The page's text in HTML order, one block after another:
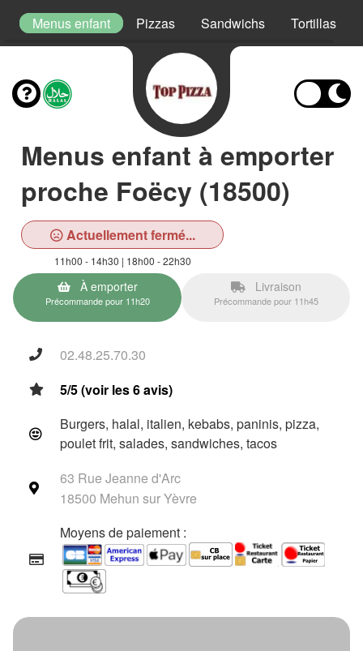
Menus enfant Pizzas Sandwichs Tortillas
Menus enfant à emporter
proche Foëcy (18500)
Actuellement fermé...
11h00 - 14h30 | 18h00 - 22h30
À emporter
Précommande pour 11h20
Livraison
Précommande pour 11h45
02.48.25.70.30
5/5 (voir les 6 avis)
Burgers, halal, italien, kebabs, paninis, pizza,
poulet frit, salades, sandwiches, tacos
63 Rue Jeanne d'Arc
18500 Mehun sur Yèvre
Moyens de paiement :